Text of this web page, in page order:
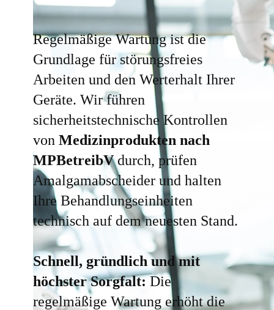
Regelmäßige Wartung ist die
Grundlage für störungsfreies
Arbeiten und den Werterhalt Ihrer
Geräte. Wir führen
sicherheitstechnische Kontrollen
von Medizinprodukten nach
MPBetreibVdurch, prüfen
Amalgamabscheider und halten
Ihre Behandlungseinheiten
technisch auf dem neuesten Stand.
Schnell, gründlich und mit
höchster Sorgfalt:Die
regelmäßige Wartung erhöht die